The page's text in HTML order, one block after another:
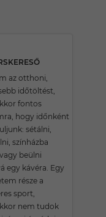
az otthoni,
időtöltést,
fontos
hogy időnként
sétálni,
színházba
beülni
egy kávéra. Egy
része a
sport,
nem tudok